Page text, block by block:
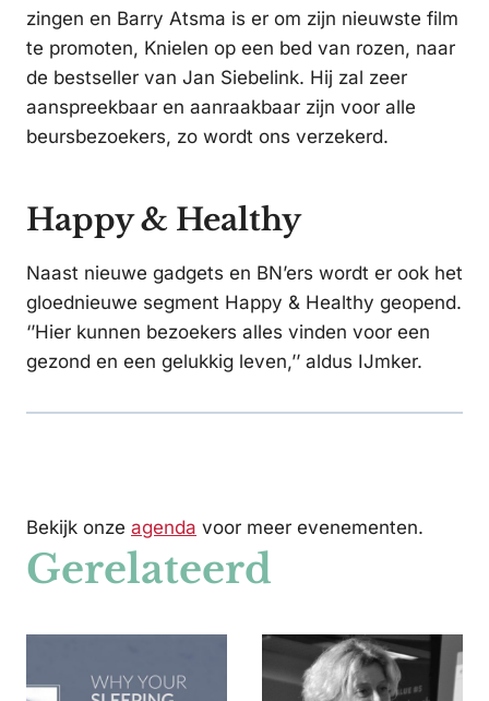
zingen en Barry Atsma is er om zijn nieuwste film
te promoten, Knielen op een bed van rozen, naar
de bestseller van Jan Siebelink. Hij zal zeer
aanspreekbaar en aanraakbaar zijn voor alle
beursbezoekers, zo wordt ons verzekerd.
Happy & Healthy
Naast nieuwe gadgets en BN’ers wordt er ook het
gloednieuwe segment Happy & Healthy geopend.
‘’Hier kunnen bezoekers alles vinden voor een
gezond en een gelukkig leven,’’ aldus IJmker.
Bekijk onze agenda voor meer evenementen.
Gerelateerd